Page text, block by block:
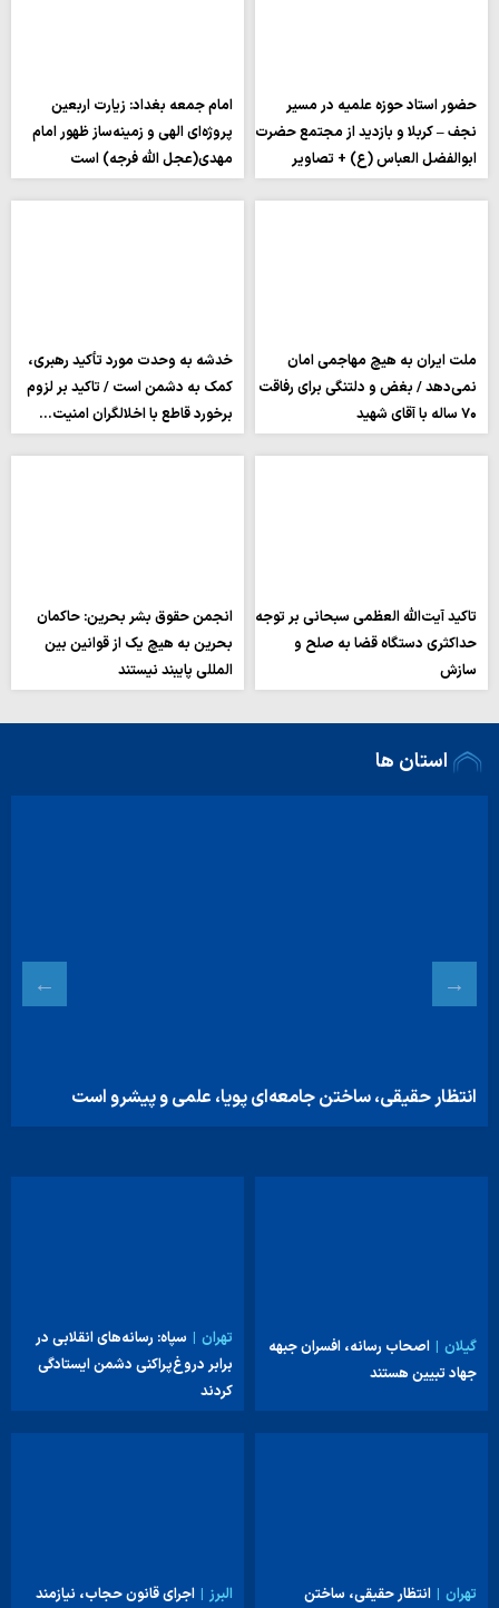
حضور استاد حوزه علمیه در مسیر
نجف – کربلا و بازدید از مجتمع حضرت
ابوالفضل العباس (ع) + تصاویر
امام جمعه بغداد: زیارت اربعین
پروژه‌ای الهی و زمینه‌ساز ظهور امام
مهدی(عجل الله فرجه) است
ملت ایران به هیچ مهاجمی امان
نمی‌دهد / بغض و دلتنگی برای رفاقت
۷۰ ساله با آقای شهید
خدشه به وحدت مورد تأکید رهبری،
کمک به دشمن است / تاکید بر لزوم
برخورد قاطع با اخلالگران امنیت…
تاکید آیت‌الله العظمی سبحانی بر توجه
حداکثری دستگاه قضا به صلح و
سازش
انجمن حقوق بشر بحرین: حاکمان
بحرین به هیچ یک از قوانین بین
المللی پایبند نیستند
استان ها
انتظار حقیقی، ساختن جامعه‌ای پویا، علمی و پیشرو است
گیلان
اصحاب رسانه، افسران جبهه
جهاد تبیین هستند
تهران
سپاه: رسانه‌های انقلابی در
برابر دروغ‌پراکنی دشمن ایستادگی
کردند
تهران
انتظار حقیقی، ساختن
البرز
اجرای قانون حجاب، نیازمند